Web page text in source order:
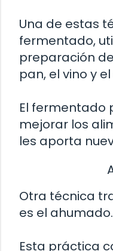
Una de estas
fermentado,
preparación
pan, el vino y
El fermentado
mejorar los
les aporta
Otra técnica
es el ahumado.
Esta práctica